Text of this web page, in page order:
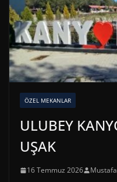
ÖZEL MEKANLAR
ULUBEY
UŞAK
16 Temmuz 2026